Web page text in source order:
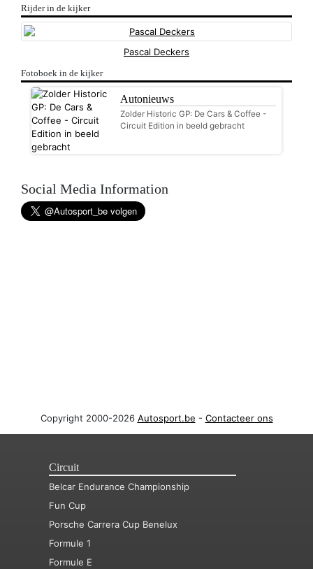
Rijder in de kijker
Pascal Deckers
Fotoboek in de kijker
Autonieuws
Zolder Historic GP: De Cars & Coffee -
Circuit Edition in beeld gebracht
Social Media Information
Copyright 2000-2026 Autosport.be - Contacteer ons
Circuit
Belcar Endurance Championship
Fun Cup
Porsche Carrera Cup Benelux
Formule 1
Formule E